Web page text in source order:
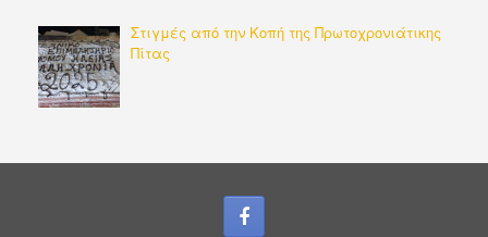
Στιγμές από την Κοπή της Πρωτοχρονιάτικης
Πίτας